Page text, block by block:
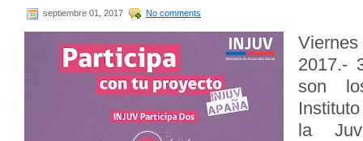
septiembre 01, 2017 No comments
2017.-
son
la